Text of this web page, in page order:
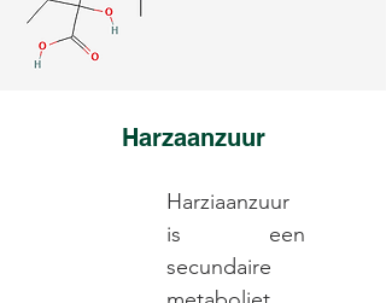
Harzaanzuur
Harziaanzuur
is een
secundaire